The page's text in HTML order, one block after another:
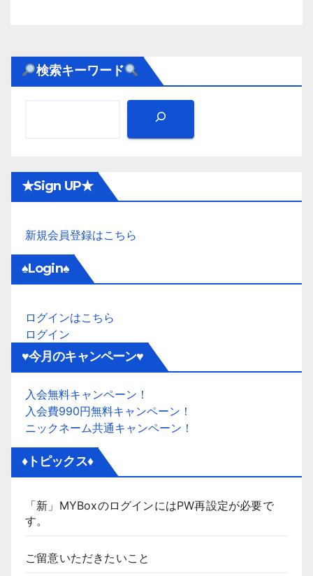
検索キーワード
★Sign UP★
新規会員登録はこちら
♠Login♠
ログインはこちら
ログイン
♥今月のキャンペーン♥
入会無料キャンペーン！
入会費990円無料キャンペーン！
ニックネーム共通キャンペーン！
♦トピックス♦
「新」MYBoxのログインにはPW再設定が必要で
す。
ご留意いただきたいこと